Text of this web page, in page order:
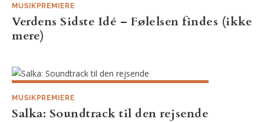
MUSIKPREMIERE
Verdens Sidste Idé – Følelsen findes (ikke
mere)
MUSIKPREMIERE
Salka: Soundtrack til den rejsende